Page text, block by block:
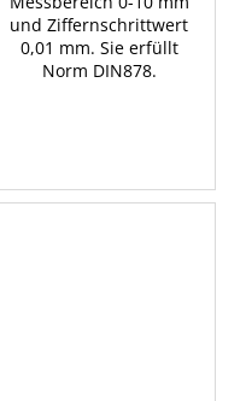
und Ziffernschrittwert
0,01 mm. Sie erfüllt
Norm DIN878.